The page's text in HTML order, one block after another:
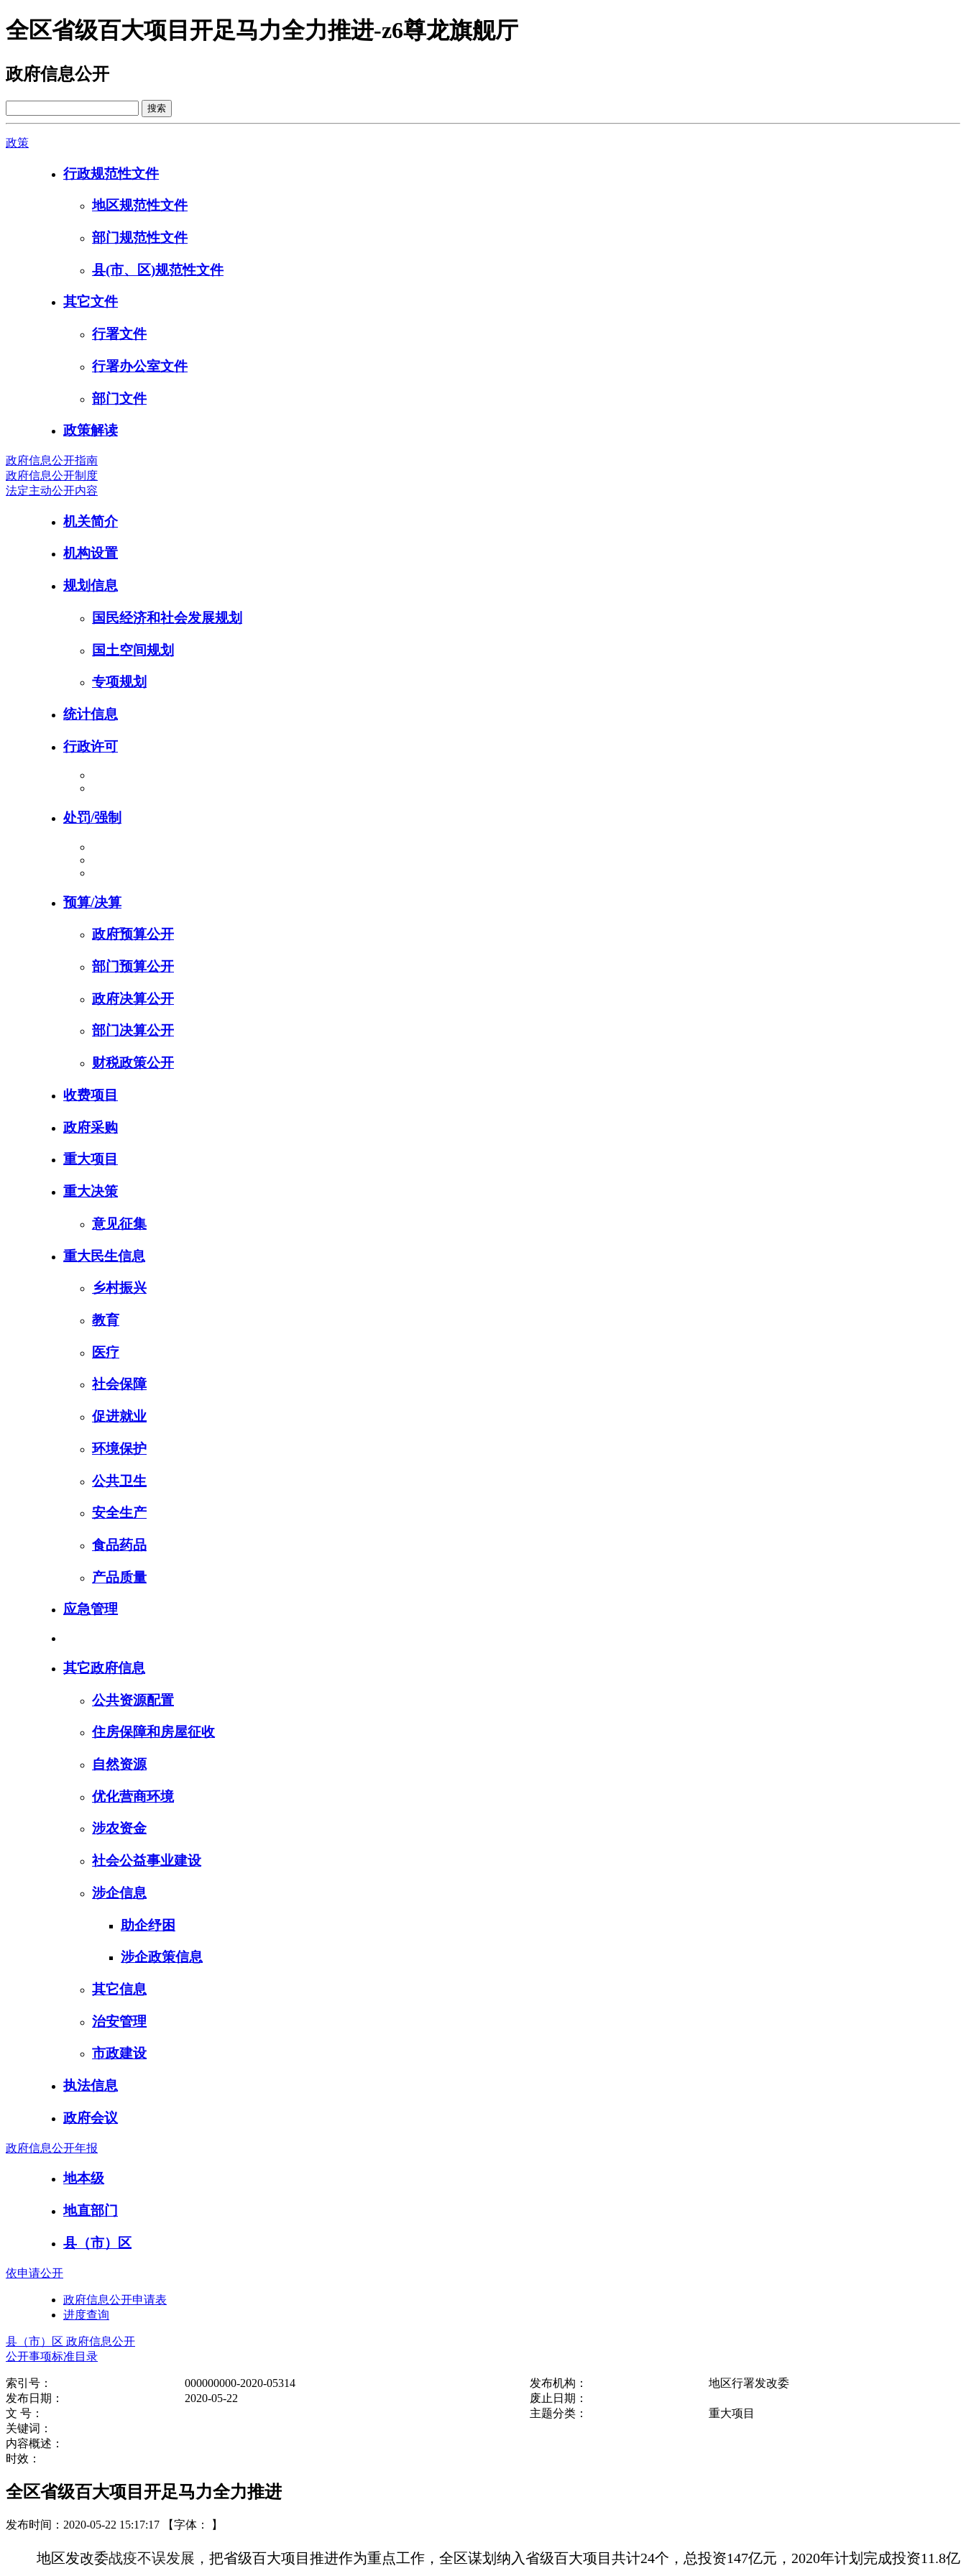
全区省级百大项目开足马力全力推进-z6尊龙旗舰厅
政府信息公开
政策
行政规范性文件
地区规范性文件
部门规范性文件
县(市、区)规范性文件
其它文件
行署文件
行署办公室文件
部门文件
政策解读
政府信息公开指南
政府信息公开制度
法定主动公开内容
机关简介
机构设置
规划信息
国民经济和社会发展规划
国土空间规划
专项规划
统计信息
行政许可
处罚/强制
预算/决算
政府预算公开
部门预算公开
政府决算公开
部门决算公开
财税政策公开
收费项目
政府采购
重大项目
重大决策
意见征集
重大民生信息
乡村振兴
教育
医疗
社会保障
促进就业
环境保护
公共卫生
安全生产
食品药品
产品质量
应急管理
其它政府信息
公共资源配置
住房保障和房屋征收
自然资源
优化营商环境
涉农资金
社会公益事业建设
涉企信息
助企纾困
涉企政策信息
其它信息
治安管理
市政建设
执法信息
政府会议
政府信息公开年报
地本级
地直部门
县（市）区
依申请公开
政府信息公开申请表
进度查询
县（市）区 政府信息公开
公开事项标准目录
索引号： 000000000-2020-05314 发布机构：
地区行署发改委
发布日期：
2020-05-22
废止日期：
文 号：
主题分类：
重大项目
关键词：
内容概述：
时效：
全区省级百大项目开足马力全力推进
发布时间：2020-05-22 15:17:17 【字体： 】
地区发改委战疫不误发展， 把省级百大项目 推进作为重点工作，全区谋划纳入省级百大项目共计24个，总投资147亿元，2020年计划完成投资11.8亿